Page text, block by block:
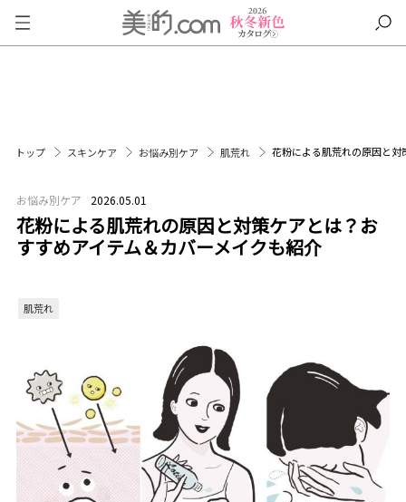
トップ スキンケア お悩み別ケア 肌荒れ 花粉による肌荒れの原因と
お悩み別ケア 2026.05.01
花粉による肌荒れの原因と対策ケアとは？お
すすめアイテム＆カバーメイクも紹介
肌荒れ